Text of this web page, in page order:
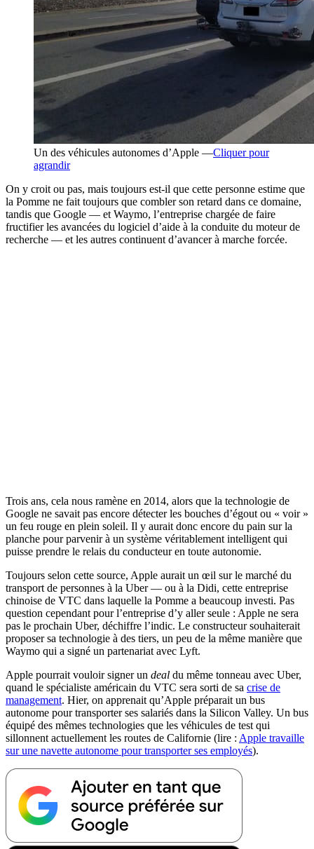
Un des véhicules autonomes d’Apple —Cliquer pour
agrandir
On y croit ou pas, mais toujours est-il que cette personne estime que
la Pomme ne fait toujours que combler son retard dans ce domaine,
tandis que Google — et Waymo, l’entreprise chargée de faire
fructifier les avancées du logiciel d’aide à la conduite du moteur de
recherche — et les autres continuent d’avancer à marche forcée.
Trois ans, cela nous ramène en 2014, alors que la technologie de
Google ne savait pas encore détecter les bouches d’égout ou « voir »
un feu rouge en plein soleil. Il y aurait donc encore du pain sur la
planche pour parvenir à un système véritablement intelligent qui
puisse prendre le relais du conducteur en toute autonomie.
Toujours selon cette source, Apple aurait un œil sur le marché du
transport de personnes à la Uber — ou à la Didi, cette entreprise
chinoise de VTC dans laquelle la Pomme a beaucoup investi. Pas
question cependant pour l’entreprise d’y aller seule : Apple ne sera
pas le prochain Uber, déchiffre l’indic. Le constructeur souhaiterait
proposer sa technologie à des tiers, un peu de la même manière que
Waymo qui a signé un partenariat avec Lyft.
Apple pourrait vouloir signer un deal du même tonneau avec Uber,
quand le spécialiste américain du VTC sera sorti de sa crise de
management. Hier, on apprenait qu’Apple préparait un bus
autonome pour transporter ses salariés dans la Silicon Valley. Un bus
équipé des mêmes technologies que les véhicules de test qui
sillonnent actuellement les routes de Californie (lire : Apple travaille
sur une navette autonome pour transporter ses employés).